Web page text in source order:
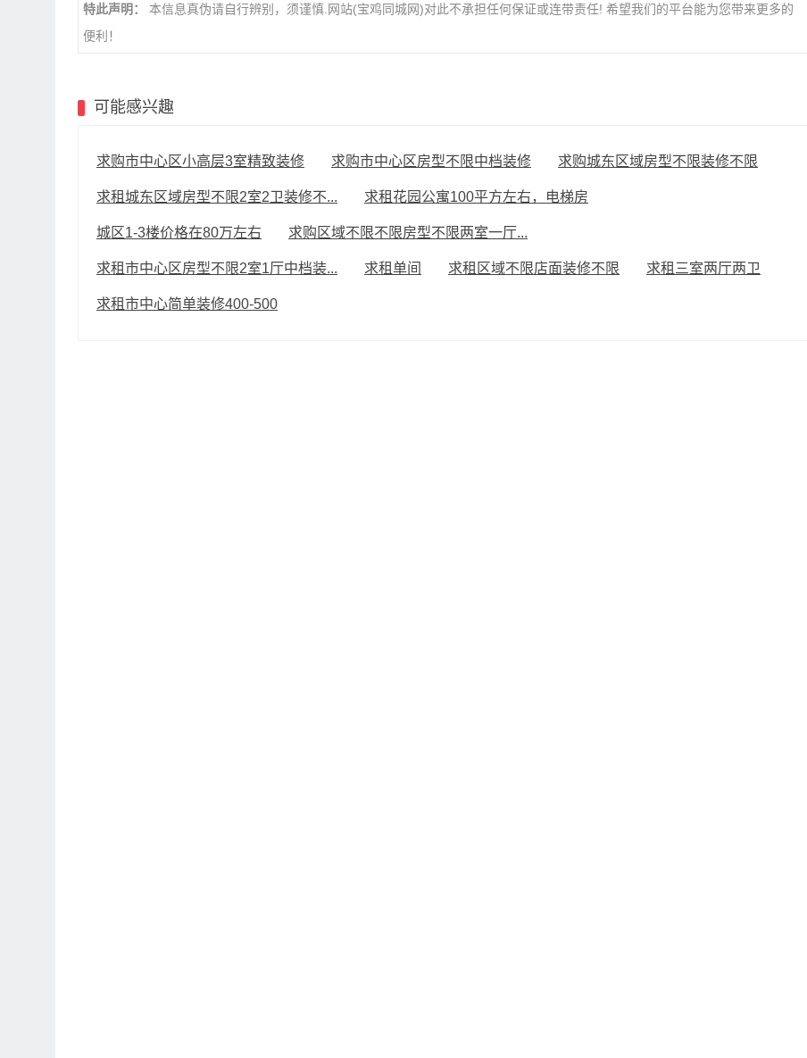
特此声明：
本信息真伪请自行辨别，须谨慎.网站(宝鸡同城网)对此不承担任何保证或连带责任! 希望我们的平台能为您带来更多的
便利！
可能感兴趣
求购市中心区小高层3室精致装修 求购市中心区房型不限中档装修 求购城东区域房型不限装修不限
求租城东区域房型不限2室2卫装修不... 求租花园公寓100平方左右，电梯房
城区1-3楼价格在80万左右 求购区域不限不限房型不限两室一厅...
求租市中心区房型不限2室1厅中档装... 求租单间 求租区域不限店面装修不限 求租三室两厅两卫
求租市中心简单装修400-500